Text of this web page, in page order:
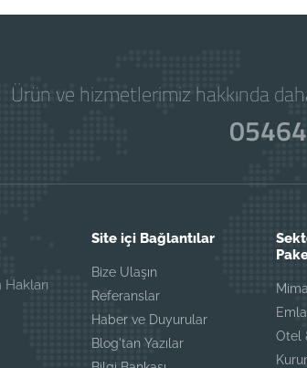
Ürün ve hizmetlerimiz hakkında
Site içi Bağlantılar
Bize Ulaşın
Referanslar
Haber ve Duyurular
Blog'tan Yazılar
Otel